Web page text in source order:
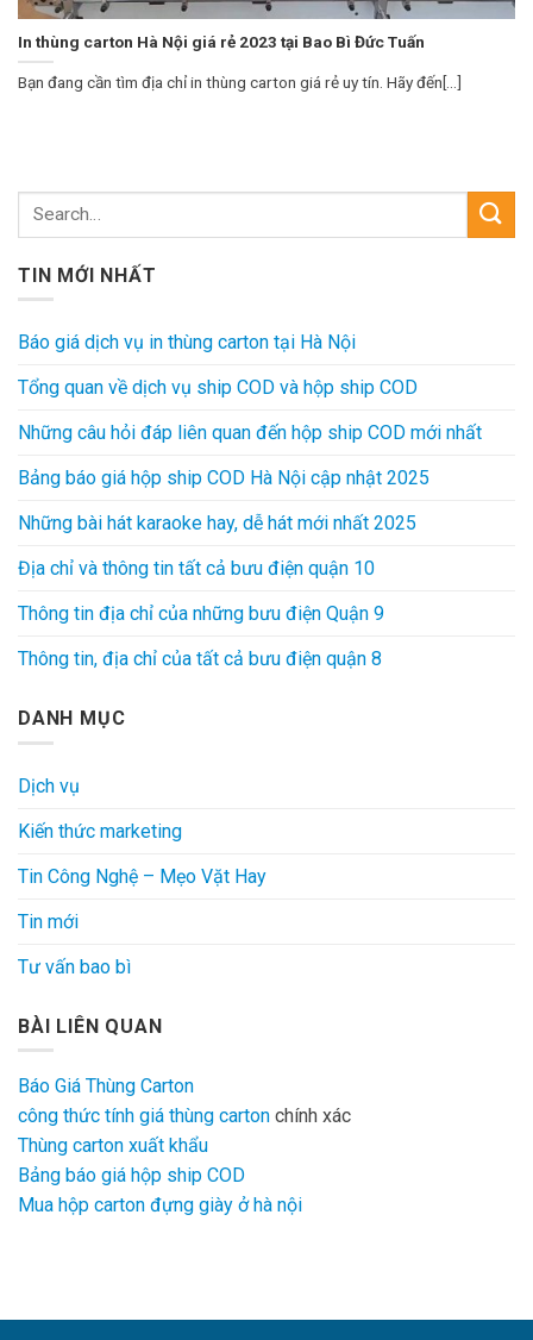
In thùng carton Hà Nội giá rẻ 2023 tại Bao Bì Đức Tuấn
Bạn đang cần tìm địa chỉ in thùng carton giá rẻ uy tín. Hãy đến[...]
TIN MỚI NHẤT
Báo giá dịch vụ in thùng carton tại Hà Nội
Tổng quan về dịch vụ ship COD và hộp ship COD
Những câu hỏi đáp liên quan đến hộp ship COD mới nhất
Bảng báo giá hộp ship COD Hà Nội cập nhật 2025
Những bài hát karaoke hay, dễ hát mới nhất 2025
Địa chỉ và thông tin tất cả bưu điện quận 10
Thông tin địa chỉ của những bưu điện Quận 9
Thông tin, địa chỉ của tất cả bưu điện quận 8
DANH MỤC
Dịch vụ
Kiến thức marketing
Tin Công Nghệ – Mẹo Vặt Hay
Tin mới
Tư vấn bao bì
BÀI LIÊN QUAN
Báo Giá Thùng Carton
công thức tính giá thùng carton chính xác
Thùng carton xuất khẩu
Bảng báo giá hộp ship COD
Mua hộp carton đựng giày ở hà nội